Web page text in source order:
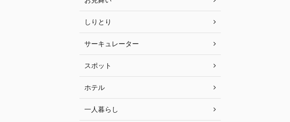
しりとり
サーキュレーター
スポット
ホテル
一人暮らし